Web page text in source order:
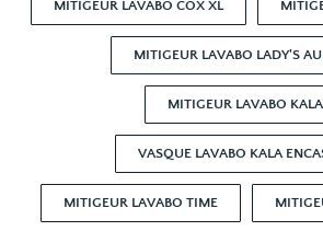
MITIGEUR LAVABO COX XL
MITIGEUR LAVABO LADY'S
MITIGEUR LAVABO KALA
VASQUE LAVABO KALA
MITIGEUR LAVABO TIME